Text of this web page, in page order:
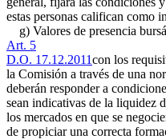
estas personas califican como
g) Valores de presencia
Art. 5
D.O. 17.12.2011con los
la Comisión a través de una
deberán responder a
sean indicativas de la liquidez
los mercados en que se
de propiciar una correcta